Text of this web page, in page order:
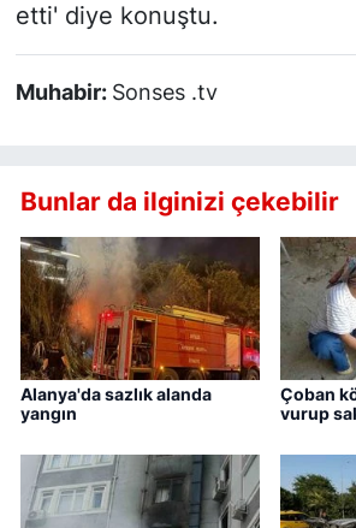
etti' diye konuştu.
Muhabir: Sonses .tv
Bunlar da ilginizi çekebilir
Alanya'da sazlık alanda
yangın
Çoban
vurup